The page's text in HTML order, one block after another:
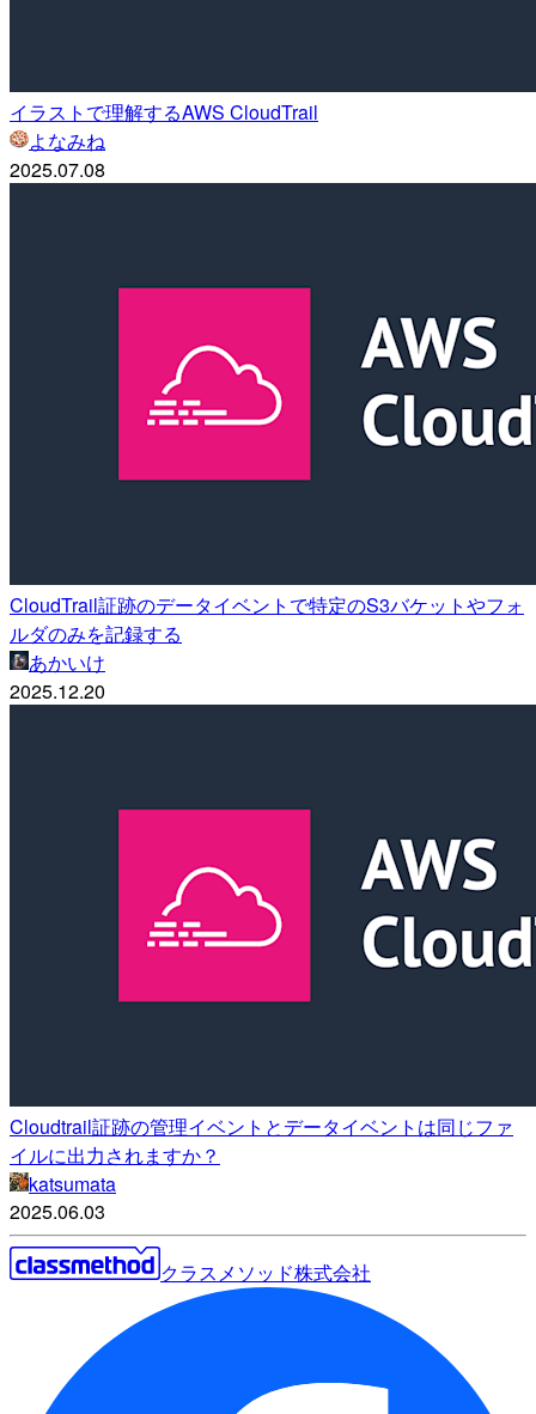
イラストで理解するAWS CloudTrail
よなみね
2025.07.08
CloudTrail証跡のデータイベントで特定のS3バケットやフォ
ルダのみを記録する
あかいけ
2025.12.20
Cloudtrail証跡の管理イベントとデータイベントは同じファ
イルに出力されますか？
katsumata
2025.06.03
クラスメソッド株式会社